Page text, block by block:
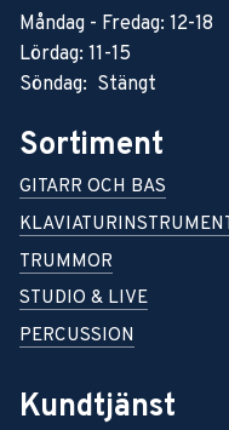
Måndag - Fredag: 12-18
Lördag: 11-15
Söndag: Stängt
Sortiment
GITARR OCH BAS
TRUMMOR
STUDIO & LIVE
PERCUSSION
Kundtjänst